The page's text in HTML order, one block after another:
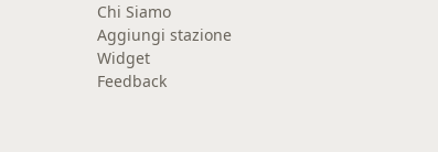
Chi Siamo
Aggiungi stazione
Widget
Feedback